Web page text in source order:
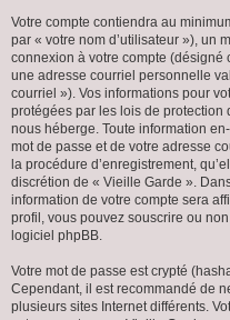
Votre compte contiendra au
par « votre nom d’utilisateur »), un
connexion à votre compte (désigné
une adresse courriel personnelle
courriel »). Vos informations pour
protégées par les lois de
nous héberge. Toute information
mot de passe et de votre adresse
la procédure d’enregistrement,
discrétion de « Vieille Garde ».
information de votre compte sera
profil, vous pouvez souscrire ou
logiciel phpBB.
Votre mot de passe est crypté
Cependant, il est recommandé de
plusieurs sites Internet différents.